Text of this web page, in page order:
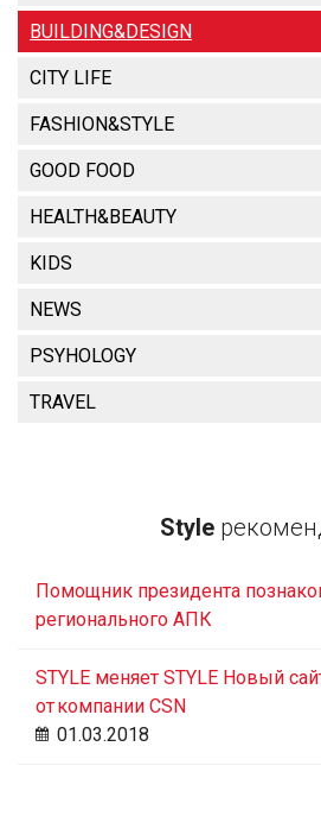
BUILDING&DESIGN
CITY LIFE
FASHION&STYLE
GOOD FOOD
HEALTH&BEAUTY
KIDS
NEWS
PSYHOLOGY
TRAVEL
Style
Помощник президента
регионального АПК
STYLE меняет STYLE Новый
от компании CSN
01.03.2018